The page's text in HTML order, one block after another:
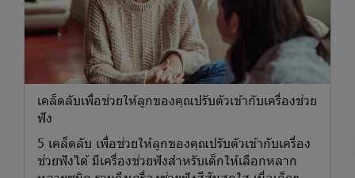
เคล็ดลับเพื่อช่วยให้ลูกของคุณปรับตัวเข้ากับเครื่องช่วย
ฟัง
5 เคล็ดลับ เพื่อช่วยให้ลูกของคุณปรับตัวเข้ากับเครื่อง
ช่วยฟังได้ มีเครื่องช่วยฟังสำหรับเด็กให้เลือกหลาก